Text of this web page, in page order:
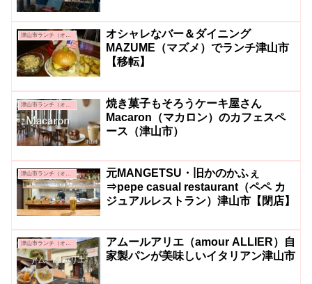
津山市ランチ（オシャレ系・カフェ系）
オシャレなバー＆ダイニング
MAZUME（マズメ）でランチ津山市
【移転】
津山市ランチ（オシャレ系・カフェ系）
焼き菓子もそろうケーキ屋さん
Macaron（マカロン）のカフェスペ
ース（津山市）
津山市ランチ（オシャレ系・カフェ系）
元MANGETSU・旧かのかふぇ
⇒pepe casual restaurant（ペペ カ
ジュアルレストラン）津山市【閉店】
津山市ランチ（オシャレ系・カフェ系）
アムールアリエ（amour ALLIER）自
家製パンが美味しいイタリアン津山市